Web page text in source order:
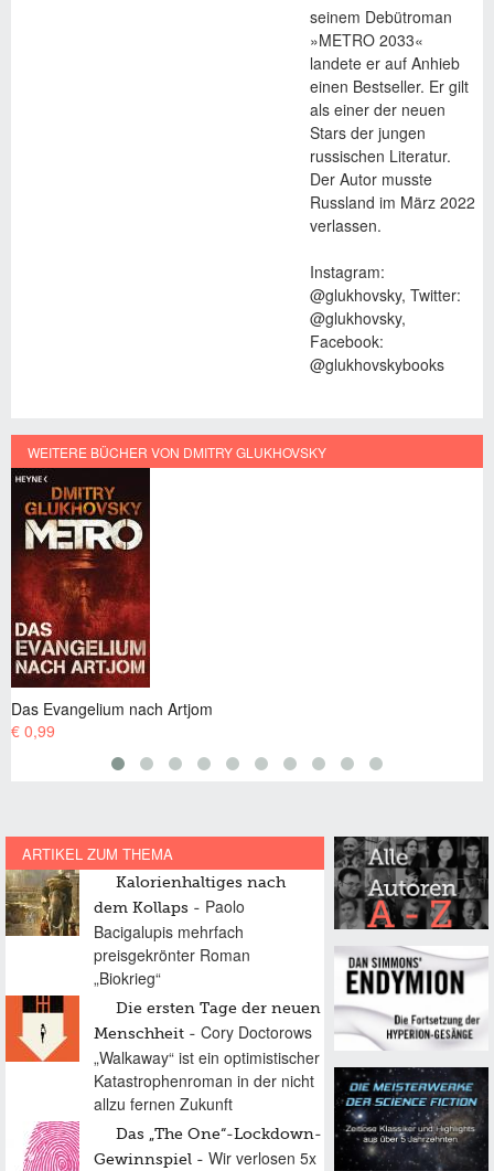
seinem Debütroman
»METRO 2033«
landete er auf Anhieb
einen Bestseller. Er gilt
als einer der neuen
Stars der jungen
russischen Literatur.
Der Autor musste
Russland im März 2022
verlassen.
Instagram:
@glukhovsky, Twitter:
@glukhovsky,
Facebook:
@glukhovskybooks
WEITERE BÜCHER VON DMITRY GLUKHOVSKY
nach Artjom
ARTIKEL ZUM THEMA
Kalorienhaltiges nach
dem Kollaps
Paolo
Bacigalupis mehrfach
preisgekrönter Roman
„Biokrieg“
Die ersten Tage der neuen
Menschheit
Cory Doctorows
„Walkaway“ ist ein optimistischer
Katastrophenroman in der nicht
allzu fernen Zukunft
Das „The One“-Lockdown-
Gewinnspiel
Wir verlosen 5x